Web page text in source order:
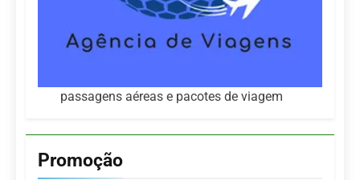
passagens aéreas e pacotes de viagem
Promoção